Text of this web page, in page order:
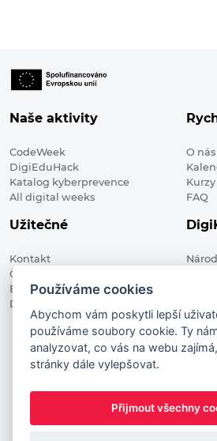
Naše aktivity
CodeWeek
DigiEduHack
Katalog kyberprevence
All digital weeks
O nás
Kurzy
FAQ
Užitečné
Kontakt
Členské organizace
Blog
Digitalizace ve vzdělávání
DigiKoalice 2021. All
Vstup do
This project has received funding
Commission Innovation and Networks
Používáme cookies
Abychom vám poskytli lepší
používáme soubory cookie. Ty
analyzovat, co vás na webu
stránky dále vylepšovat.
Přijmout všechny